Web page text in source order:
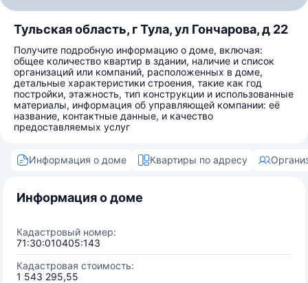
Тульская область, г Тула, ул Гончарова, д 22
Получите подробную информацию о доме, включая:
общее количество квартир в здании, наличие и список
организаций или компаний, расположенных в доме,
детальные характеристики строения, такие как год
постройки, этажность, тип конструкции и использованные
материалы, информация об управляющей компании: её
название, контактные данные, и качество
предоставляемых услуг
Информация о доме Квартиры по адресу
Информация о доме
Кадастровый номер:
71:30:010405:143
Кадастровая стоимость:
1 543 295,55